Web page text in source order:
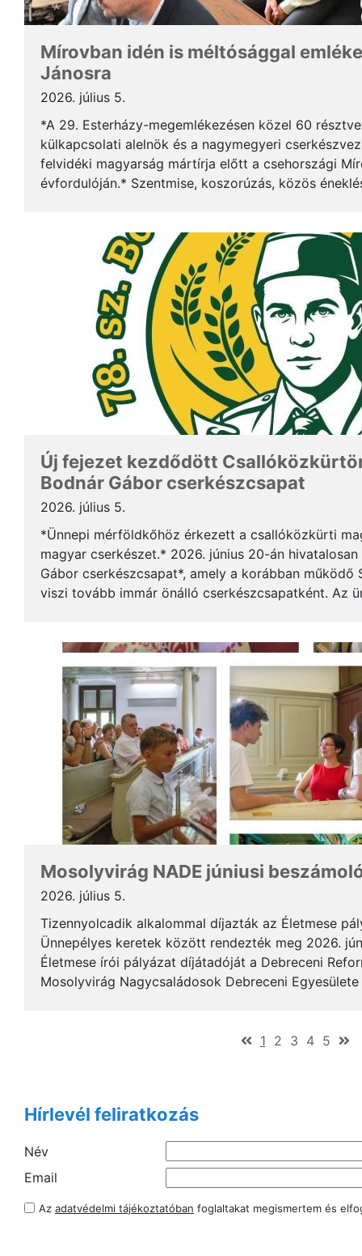
Mírovban idén is méltósággal
Jánosra
2026. július 5.
*A 29. Esterházy-megemlékezésen közel 60
külkapcsolati alelnök és a nagymegyeri
felvidéki magyarság mártírja előtt a csehországi
évfordulóján.* Szentmise, koszorúzás, közös
Új fejezet kezdődött
Bodnár Gábor cserkészcsapat
2026. július 5.
*Ünnepi mérföldkőhöz érkezett a csallóközkürti
magyar cserkészet.* 2026. június 20-án
Gábor cserkészcsapat*, amely a korábban működő
viszi tovább immár önálló cserkészcsapatként. Az
Mosolyvirág NADE júniusi
2026. július 5.
Tizennyolcadik alkalommal díjazták az Életmese
Ünnepélyes keretek között rendezték meg 2026.
Életmese írói pályázat díjátadóját a Debreceni
Mosolyvirág Nagycsaládosok Debreceni
1(current)
2 3 4 5
Hírlevél feliratkozás
Név
Email
Az adatvédelmi tájékoztatóban foglaltakat megismertem és